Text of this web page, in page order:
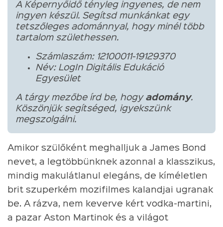
A Képernyőidő tényleg ingyenes, de nem
ingyen készül. Segítsd munkánkat egy
tetszőleges adománnyal, hogy minél több
tartalom születhessen.
Számlaszám: 12100011-19129370
Név: LogIn Digitális Edukáció
Egyesület
A tárgy mezőbe írd be, hogy adomány.
Köszönjük segítséged, igyekszünk
megszolgálni.
Amikor szülőként meghalljuk a James Bond
nevet, a legtöbbünknek azonnal a klasszikus,
mindig makulátlanul elegáns, de kíméletlen
brit szuperkém mozifilmes kalandjai ugranak
be. A rázva, nem keverve kért vodka-martini,
a pazar Aston Martinok és a világot